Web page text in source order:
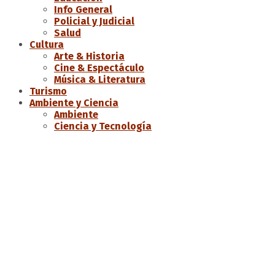
Info General
Policial y Judicial
Salud
Cultura
Arte & Historia
Cine & Espectáculo
Música & Literatura
Turismo
Ambiente y Ciencia
Ambiente
Ciencia y Tecnología